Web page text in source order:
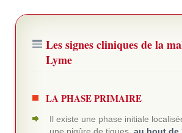
Les signes cliniques de la
Lyme
LA PHASE PRIMAIRE
Il existe une phase initiale